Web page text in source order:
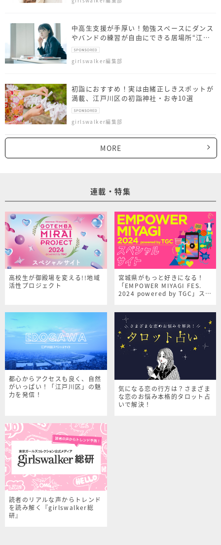
中高生支援が手厚い！勉強スペースにダンス
やバンドの練習が自由にできる居場所“江戸
川区共育プラザ”が魅力的
girlswalker編集部
初詣におすすめ！実は由緒正しきスポットが
満載、江戸川区の初詣神社・お寺10選
girlswalker編集部
MORE
連載・特集
高校生が御殿場を変える!!地域
活性プロジェクト
宮城県がもっと好きになる！
「EMPOWER MIYAGI FES.
2024 powered by TGC」スペ
都心からアクセスも良く、自然
がいっぱい！「江戸川区」の魅
力を発信！
気になる恋の行方は？さまざま
な恋のお悩み本格的タロット占
いで解決！
読者のリアルな声からトレンド
を読み解く『girlswalker総
研』